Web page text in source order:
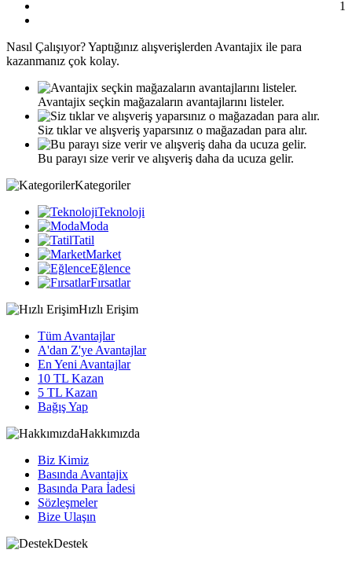
1
Nasıl Çalışıyor?Yaptığınız alışverişlerden Avantajix ile para
kazanmanız çok kolay.
Avantajix seçkin mağazaların avantajlarını listeler.
Siz tıklar ve alışveriş yaparsınız o mağazadan para alır.
Bu parayı size verir ve alışveriş daha da ucuza gelir.
Kategoriler
Teknoloji
Moda
Tatil
Market
Eğlence
Fırsatlar
Hızlı Erişim
Tüm Avantajlar
A'dan Z'ye Avantajlar
En Yeni Avantajlar
10 TL Kazan
5 TL Kazan
Bağış Yap
Hakkımızda
Biz Kimiz
Basında Avantajix
Basında Para İadesi
Sözleşmeler
Bize Ulaşın
Destek